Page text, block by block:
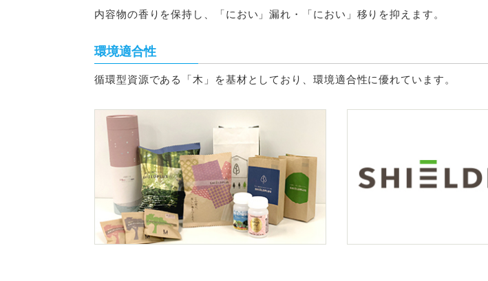
内容物の香りを保持し、「におい」漏れ・「におい」移りを抑えます。
環境適合性
循環型資源である「木」を基材としており、環境適合性に優れています。